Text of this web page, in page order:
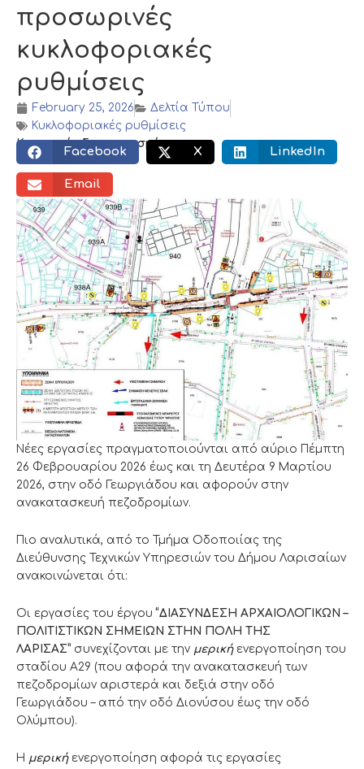
προσωρινές
κυκλοφοριακές
ρυθμίσεις
February 25, 2026
Δελτία Τύπου
Κυκλοφοριακές ρυθμίσεις
Κοινωνικός διαμοιρασμός:
Facebook X LinkedIn
Email
Νέες εργασίες πραγματοποιούνται από αύριο Πέμπτη
26 Φεβρουαρίου 2026 έως και τη Δευτέρα 9 Μαρτίου
2026, στην οδό Γεωργιάδου και αφορούν στην
ανακατασκευή πεζοδρομίων.
Πιο αναλυτικά, από το Τμήμα Οδοποιίας της
Διεύθυνσης Τεχνικών Υπηρεσιών του Δήμου Λαρισαίων
ανακοινώνεται ότι:
Οι εργασίες του έργου“ΔΙΑΣΥΝΔΕΣΗ ΑΡΧΑΙΟΛΟΓΙΚΩΝ –
ΠΟΛΙΤΙΣΤΙΚΩΝ ΣΗΜΕΙΩΝ ΣΤΗΝ ΠΟΛΗ ΤΗΣ
ΛΑΡΙΣΑΣ” συνεχίζονται με την μερικήενεργοποίηση του
σταδίου Α29 (που αφορά την ανακατασκευή των
πεζοδρομίων αριστερά και δεξιά στην οδό
Γεωργιάδου – από την οδό Διονύσου έως την οδό
Ολύμπου).
Η μερική ενεργοποίηση αφορά τις εργασίες